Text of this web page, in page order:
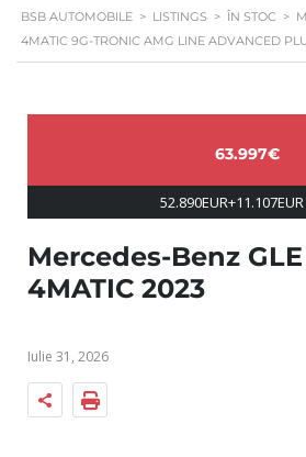
BSB AUTOMOBILE > LISTINGS > ÎN STOC >
4MATIC 9G-TRONIC AMG LINE ADVANCED
63.997€
Mercedes-Benz
4MATIC 2023
Iulie 31, 2026